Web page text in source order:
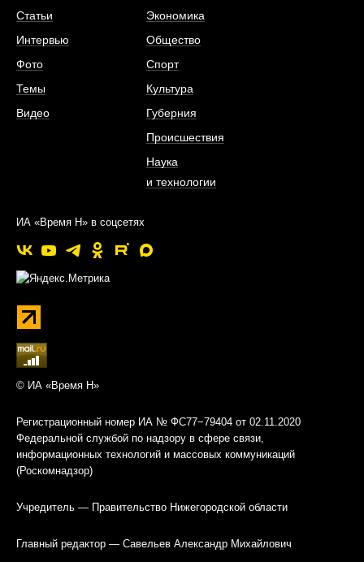
Статьи
Интервью
Фото
Темы
Видео
Экономика
Общество
Спорт
Культура
Губерния
Происшествия
Наука
и технологии
ИА «Время Н» в соцсетях
© ИА «Время Н»
Регистрационный номер ИА № ФС77−79404 от 02.11.2020
Федеральной службой по надзору в сфере связи,
информационных технологий и массовых коммуникаций
(Роскомнадзор)
Учредитель — Правительство Нижегородской области
Главный редактор — Савельев Александр Михайлович